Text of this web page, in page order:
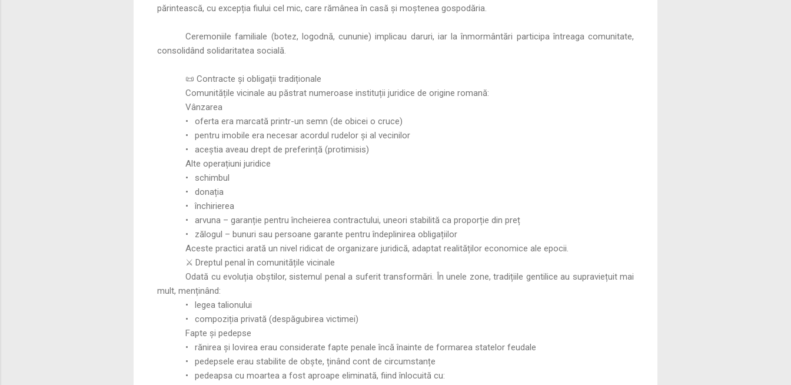
părintească, cu excepția fiului cel mic, care rămânea în casă și moștenea gospodăria.
Ceremoniile familiale (botez, logodnă, cununie) implicau daruri, iar la înmormântări participa întreaga comunitate,
consolidând solidaritatea socială.
📜 Contracte și obligații tradiționale
Comunitățile vicinale au păstrat numeroase instituții juridice de origine romană:
Vânzarea
•
oferta era marcată printr-un semn (de obicei o cruce)
•
pentru imobile era necesar acordul rudelor și al vecinilor
•
aceștia aveau drept de preferință (protimisis)
Alte operațiuni juridice
•
schimbul
•
donația
•
închirierea
•
arvuna – garanție pentru încheierea contractului, uneori stabilită ca proporție din preț
•
zălogul – bunuri sau persoane garante pentru îndeplinirea obligațiilor
Aceste practici arată un nivel ridicat de organizare juridică, adaptat realităților economice ale epocii.
⚔️ Dreptul penal în comunitățile vicinale
Odată cu evoluția obștilor, sistemul penal a suferit transformări. În unele zone, tradițiile gentilice au supraviețuit mai
mult, menținând:
•
legea talionului
•
compoziția privată (despăgubirea victimei)
Fapte și pedepse
•
rănirea și lovirea erau considerate fapte penale încă înainte de formarea statelor feudale
•
pedepsele erau stabilite de obște, ținând cont de circumstanțe
•
pedeapsa cu moartea a fost aproape eliminată, fiind înlocuită cu: